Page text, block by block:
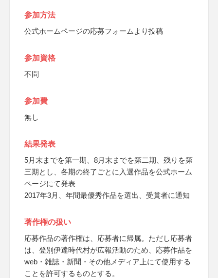
参加方法
公式ホームページの応募フォームより投稿
参加資格
不問
参加費
無し
結果発表
5月末までを第一期、8月末までを第二期、残りを第
三期とし、各期の終了ごとに入選作品を公式ホーム
ページにて発表
2017年3月、年間最優秀作品を選出、受賞者に通知
著作権の扱い
応募作品の著作権は、応募者に帰属。ただし応募者
は、登別伊達時代村が広報活動のため、応募作品を
web・雑誌・新聞・その他メディア上にて使用する
ことを許可するものとする。